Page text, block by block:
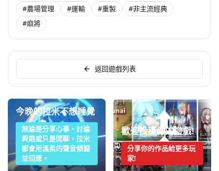
#農場管理
#運輸 #重製
#非主流經典
#麻將
返回遊戲列表
今晚的拉米不想睡覺
無論是分享心事、討論
興趣或只是閒聊，拉米
都會用溫柔的聲音傾聽
並回應。
歡迎投稿你的遊戲!
分享你的作品給更多玩
家!